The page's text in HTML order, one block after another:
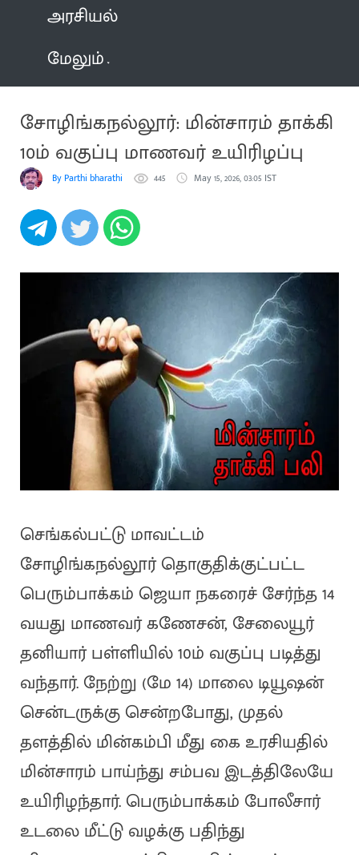
அரசியல்
மேலும்
சோழிங்கநல்லூர்: மின்சாரம் தாக்கி
10ம் வகுப்பு மாணவர் உயிரிழப்பு
By Parthi bharathi 445 May 15, 2026, 03:05 IST
செங்கல்பட்டு மாவட்டம்
சோழிங்கநல்லூர் தொகுதிக்குட்பட்ட
பெரும்பாக்கம் ஜெயா நகரைச் சேர்ந்த 14
வயது மாணவர் கணேசன், சேலையூர்
தனியார் பள்ளியில் 10ம் வகுப்பு படித்து
வந்தார். நேற்று (மே 14) மாலை டியூஷன்
சென்டருக்கு சென்றபோது, முதல்
தளத்தில் மின்கம்பி மீது கை உரசியதில்
மின்சாரம் பாய்ந்து சம்பவ இடத்திலேயே
உயிரிழந்தார். பெரும்பாக்கம் போலீசார்
உடலை மீட்டு வழக்கு பதிந்து